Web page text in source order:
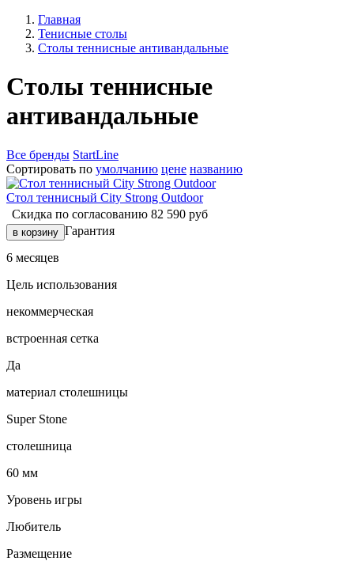
Главная
Тенисные столы
Столы теннисные антивандальные
Столы теннисные
антивандальные
Все бренды StartLine
Сортировать по умолчанию цене названию
Стол теннисный City Strong Outdoor
Скидка по согласованию 82 590 руб
Гарантия
6 месяцев
Цель использования
некоммерческая
встроенная сетка
Да
материал столешницы
Super Stone
столешница
60 мм
Уровень игры
Любитель
Размещение